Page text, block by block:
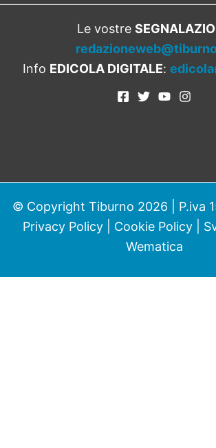
Le vostre
Info EDICOLA DIGITALE:
© Copyright Tiburno 2026 | P.iva
Privacy Policy| Cookie Policy|
Wematica